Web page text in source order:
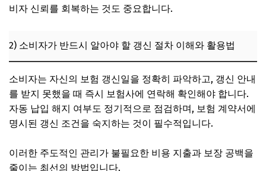
비자 신뢰를 회복하는 것도 중요합니다.
2) 소비자가 반드시 알아야 할 갱신 절차 이해와 활용법
소비자는 자신의 보험 갱신일을 정확히 파악하고, 갱신 안내
를 받지 못했을 때 즉시 보험사에 연락해 확인해야 합니다.
자동 납입 해지 여부도 정기적으로 점검하며, 보험 계약서에
명시된 갱신 조건을 숙지하는 것이 필수적입니다.
이러한 주도적인 관리가 불필요한 비용 지출과 보장 공백을
줄이는 최선의 방법입니다.